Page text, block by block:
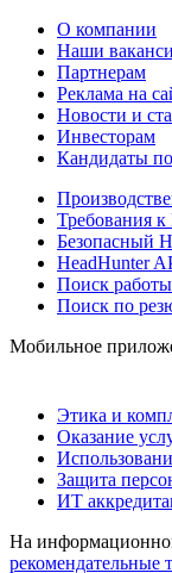
О компании
Наши
Партнерам
Реклама на
Новости и
Инвесторам
Кандидаты
Требования
Безопасный
HeadHunter
Поиск работы
Поиск по
Мобильное
Этика и
Оказание
Защита
ИТ
На
рекомендательные